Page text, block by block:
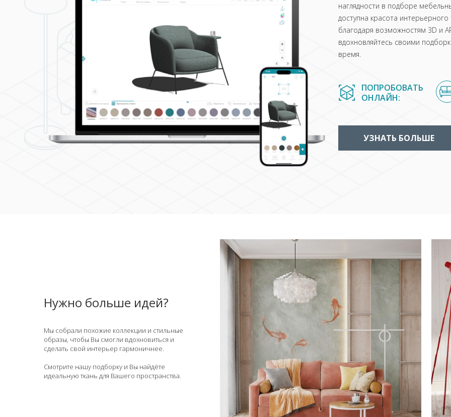
наглядности в подборе
доступна красота
благодаря возможностям 3D и
вдохновляйтесь своими
время.
ПОПРОБОВАТЬ
ОНЛАЙН:
УЗНАТЬ БОЛЬШЕ
Нужно больше идей?
Мы собрали похожие коллекции и стильные
образы, чтобы Вы смогли вдохновиться и
сделать свой интерьер гармоничнее.
Смотрите нашу подборку и Вы найдёте
идеальную ткань для Вашего пространства.